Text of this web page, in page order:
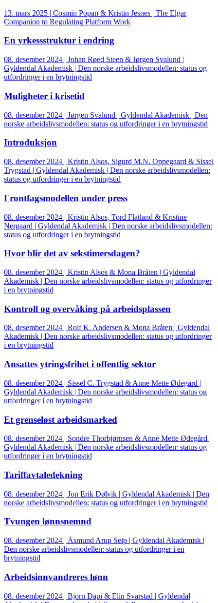
13. mars 2025 | Cosmin Popan & Kristin Jesnes | The Elgar
Companion to Regulating Platform Work
En yrkessstruktur i endring
08. desember 2024 | Johan Røed Steen & Jørgen Svalund |
Gyldendal Akademisk | Den norske arbeidslivsmodellen: status og
utfordringer i en brytningstid
Muligheter i krisetid
08. desember 2024 | Jørgen Svalund | Gyldendal Akademisk | Den
norske arbeidslivsmodellen: status og utfordringer i en brytningstid
Introduksjon
08. desember 2024 | Kristin Alsos, Sigurd M.N. Oppegaard & Sissel
Trygstad | Gyldendal Akademisk | Den norske arbeidslivsmodellen:
status og utfordringer i en brytningstid
Frontfagsmodellen under press
08. desember 2024 | Kristin Alsos, Tord Flatland & Kristine
Nergaard | Gyldendal Akademisk | Den norske arbeidslivsmodellen:
status og utfordringer i en brytningstid
Hvor blir det av sekstimersdagen?
08. desember 2024 | Kristin Alsos & Mona Bråten | Gyldendal
Akademisk | Den norske arbeidslivsmodellen: status og utfordringer
i en brytningstid
Kontroll og overvåking på arbeidsplassen
08. desember 2024 | Rolf K. Andersen & Mona Bråten | Gyldendal
Akademisk | Den norske arbeidslivsmodellen: status og utfordringer
i en brytningstid
Ansattes ytringsfrihet i offentlig sektor
08. desember 2024 | Sissel C. Trygstad & Anne Mette Ødegård |
Gyldendal Akademisk | Den norske arbeidslivsmodellen: status og
utfordringer i en brytningstid
Et grenseløst arbeidsmarked
08. desember 2024 | Sondre Thorbjørnsen & Anne Mette Ødegård |
Gyldendal Akademisk | Den norske arbeidslivsmodellen: status og
utfordringer i en brytningstid
Tariffavtaledekning
08. desember 2024 | Jon Erik Dølvik | Gyldendal Akademisk | Den
norske arbeidslivsmodellen: status og utfordringer i en brytningstid
Tvungen lønnsnemnd
08. desember 2024 | Åsmund Arup Seip | Gyldendal Akademisk |
Den norske arbeidslivsmodellen: status og utfordringer i en
brytningstid
Arbeidsinnvandreres lønn
08. desember 2024 | Bjorn Dapi & Elin Svarstad | Gyldendal